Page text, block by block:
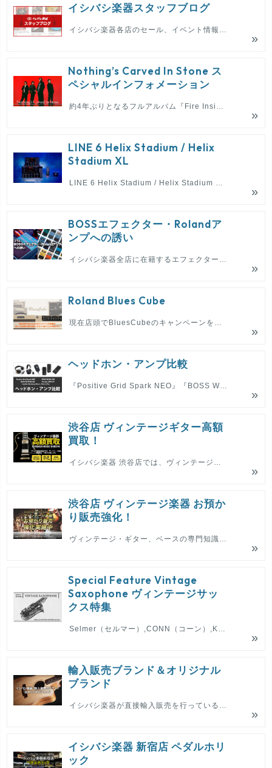
イシバシ楽器スタッフブログ
Nothing’s Carved In Stone ス
ペシャルインフォメーション
LINE 6 Helix Stadium / Helix
Stadium XL
BOSSエフェクター・Rolandア
ンプへの誘い
Roland Blues Cube
ヘッドホン・アンプ比較
『Positive Grid Spark NEO』『BOSS WAZA-AIR』『BOSS KATANA:GO』『Fender MUSTANG Micro/Micro Plus』『Fender LINK I/O』比較
渋谷店 ヴィンテージギター高額
買取！
渋谷店 ヴィンテージ楽器 お預か
り販売強化！
Special Feature Vintage
Saxophone ヴィンテージサッ
クス特集
輸入販売ブランド＆オリジナル
ブランド
イシバシ楽器 新宿店 ペダルホリ
ック